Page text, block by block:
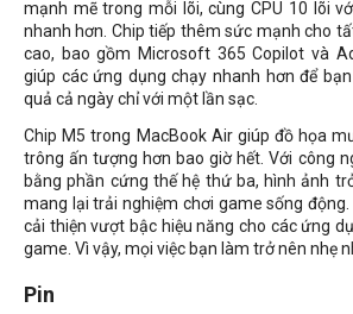
mạnh mẽ trong mỗi lõi, cùng CPU 10 lõi
nhanh hơn. Chip tiếp thêm sức mạnh cho
cao, bao gồm Microsoft 365 Copilot và
giúp các ứng dụng chạy nhanh hơn để
quả cả ngày chỉ với một lần sạc.
Chip M5 trong MacBook Air giúp đồ họa
trông ấn tượng hơn bao giờ hết. Với công
bằng phần cứng thế hệ thứ ba, hình ảnh
mang lại trải nghiệm chơi game sống động.
cải thiện vượt bậc hiệu năng cho các ứng
game. Vì vậy, mọi việc bạn làm trở nên nhẹ
Pin